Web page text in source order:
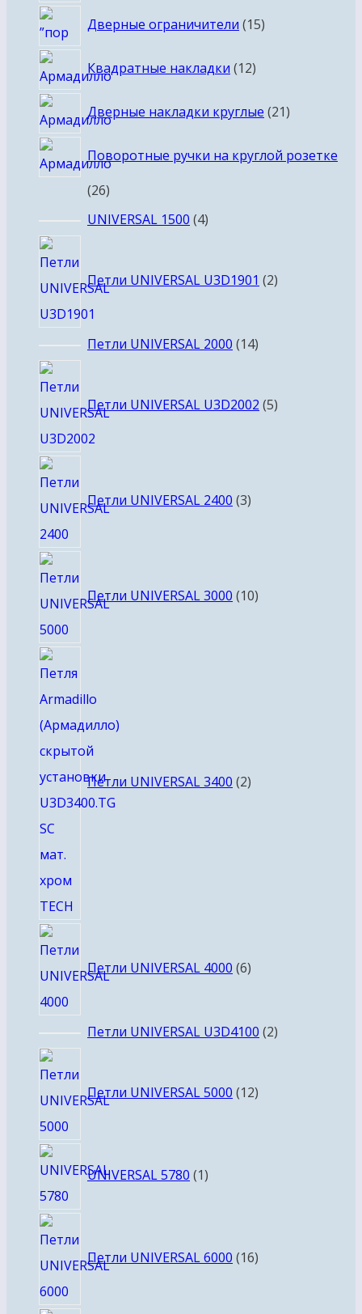
Дверные ограничители 1515
Квадратные накладки 1212
Дверные накладки круглые 2121
Поворотные ручки на круглой розетке
2626
товаров
UNIVERSAL 1500 44
Петли UNIVERSAL U3D1901 2товара
Петли UNIVERSAL 2000 1414
Петли UNIVERSAL U3D2002 5товаров
Петли UNIVERSAL 2400 3товара
Петли UNIVERSAL 3000 10товаров
Петли UNIVERSAL 3400 2
Петли UNIVERSAL 4000 6товаров
Петли UNIVERSAL U3D4100 22
Петли UNIVERSAL 5000 12товаров
UNIVERSAL 5780 1товар
Петли UNIVERSAL 6000 16товаров